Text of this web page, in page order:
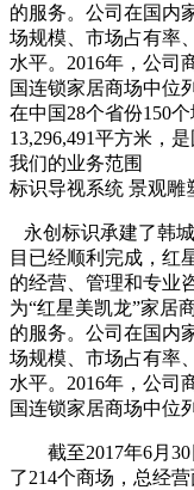
的服务。公司在国内
场规模、市场占有率
水平。2016年，公司
国连锁家居商场中
在中国28个省份150
13,296,491平方米，
我们的业务范围
标识导视系统 景观雕
永创标识承建了韩
目已经顺利完成，红
的经营、管理和专业
为“红星美凯龙”家居
的服务。公司在国内
场规模、市场占有率
水平。2016年，公司
国连锁家居商场中位
截至2017年6月30
了214个商场，总经